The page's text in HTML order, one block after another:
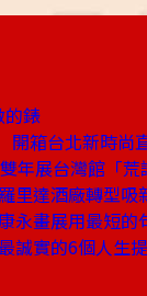
的錶
箱台北新時尚
年展台灣館「荒
里達酒廠轉型吸
畫展用最短的
誠實的6個人生